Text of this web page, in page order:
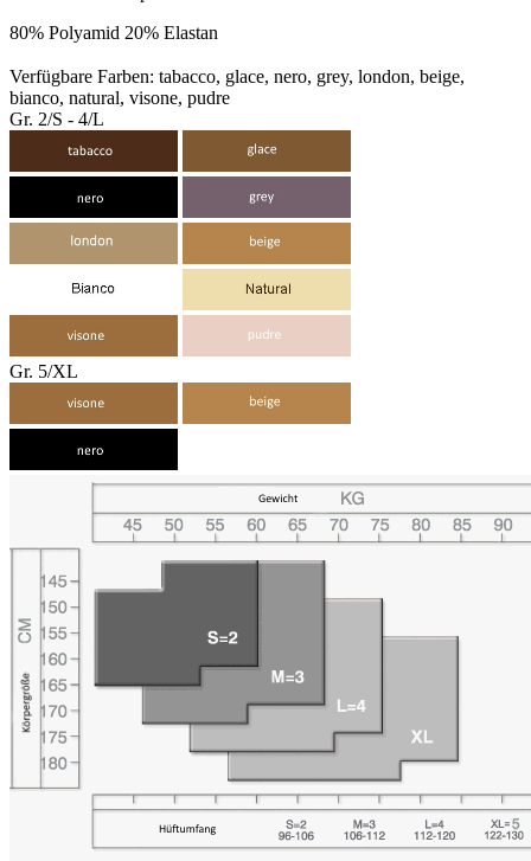
80% Polyamid 20% Elastan
Verfügbare Farben: tabacco, glace, nero, grey, london, beige,
bianco, natural, visone, pudre
Gr. 2/S - 4/L
Gr. 5/XL